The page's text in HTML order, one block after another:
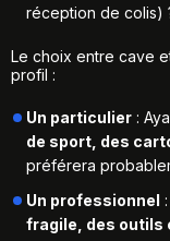
réception de colis)
Le choix entre cave
profil :
Un particulier :
de sport, des
préférera
Un professionnel
fragile, des outils